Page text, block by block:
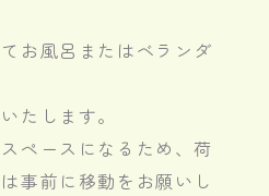
お風呂またはベランダ
たします。
ペースになるため、荷
事前に移動をお願いし